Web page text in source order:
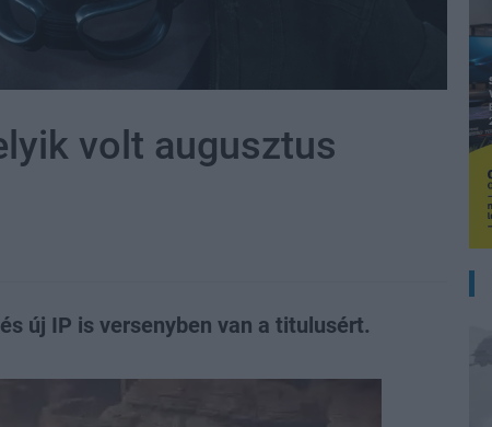
volt augusztus
új IP is versenyben van a titulusért.